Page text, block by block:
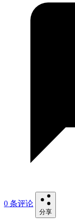
0 条评论
分享